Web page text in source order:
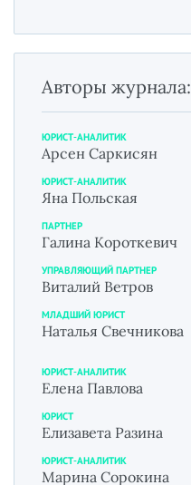
Авторы журнала:
ЮРИСТ-АНАЛИТИК
Арсен Саркисян
ЮРИСТ-АНАЛИТИК
Яна Польская
ПАРТНЕР
Галина Короткевич
УПРАВЛЯЮЩИЙ ПАРТНЕР
Виталий Ветров
МЛАДШИЙ ЮРИСТ
Наталья Свечникова
ЮРИСТ-АНАЛИТИК
Елена Павлова
ЮРИСТ
Елизавета Разина
ЮРИСТ-АНАЛИТИК
Марина Сорокина